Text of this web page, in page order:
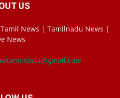
US
News | Tamilnadu News |
News